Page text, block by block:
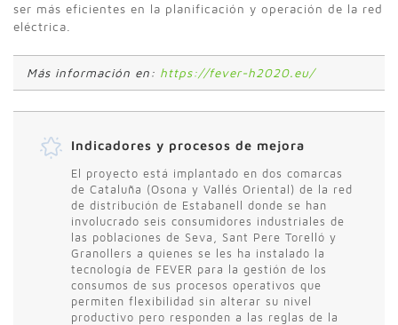
ser más eficientes en la planificación y operación de la red
eléctrica.
Más información en: https://fever-h2020.eu/
Indicadores y procesos de mejora
El proyecto está implantado en dos comarcas
de Cataluña (Osona y Vallés Oriental) de la red
de distribución de Estabanell donde se han
involucrado seis consumidores industriales de
las poblaciones de Seva, Sant Pere Torelló y
Granollers a quienes se les ha instalado la
tecnología de FEVER para la gestión de los
consumos de sus procesos operativos que
permiten flexibilidad sin alterar su nivel
productivo pero responden a las reglas de la